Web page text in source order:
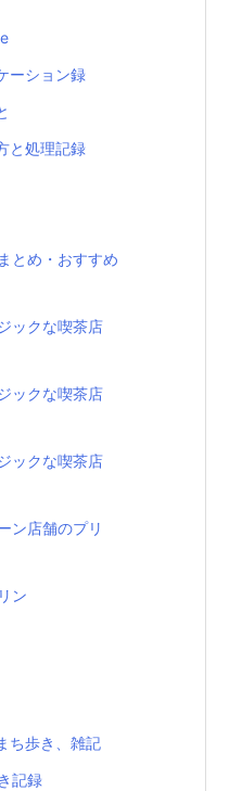
ーション録
と処理記録
とめ・おすすめ
ックな喫茶店
ックな喫茶店
ックな喫茶店
ン店舗のプリ
ン
ち歩き、雑記
記録